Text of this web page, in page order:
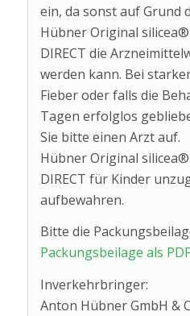
ein, da sonst auf Grund
Hübner Original
DIRECT die
werden kann. Bei
Fieber oder falls die
Tagen erfolglos
Sie bitte einen Arzt auf.
Hübner Original
DIRECT für Kinder
aufbewahren.
Bitte die
Packungsbeilage als PDF
Inverkehrbringer:
Anton Hübner GmbH &